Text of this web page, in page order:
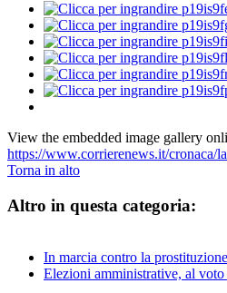
View the embedded image gallery
https://www.corrierenews.it/cronaca/
Torna in alto
Altro in questa categoria:
In marcia contro la
Elezioni amministrative, al